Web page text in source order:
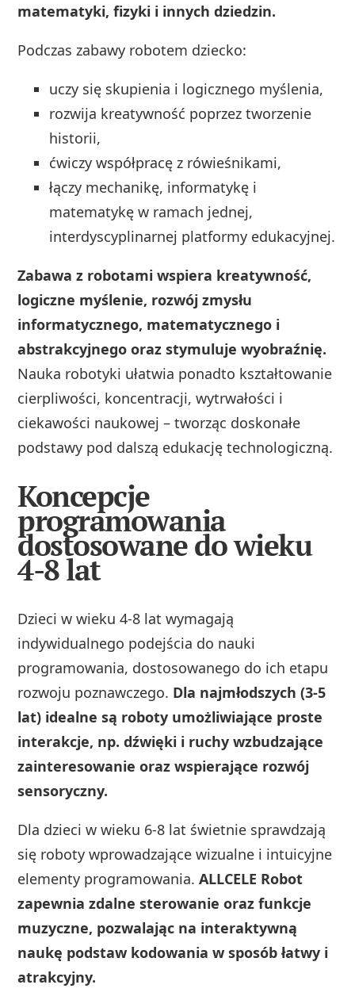
matematyki, fizyki i innych dziedzin.
Podczas zabawy robotem dziecko:
uczy się skupienia i logicznego myślenia,
rozwija kreatywność poprzez tworzenie
historii,
ćwiczy współpracę z rówieśnikami,
łączy mechanikę, informatykę i
matematykę w ramach jednej,
interdyscyplinarnej platformy edukacyjnej.
Zabawa z robotami wspiera kreatywność,
logiczne myślenie, rozwój zmysłu
informatycznego, matematycznego i
abstrakcyjnego oraz stymuluje wyobraźnię.
Nauka robotyki ułatwia ponadto kształtowanie
cierpliwości, koncentracji, wytrwałości i
ciekawości naukowej – tworząc doskonałe
podstawy pod dalszą edukację technologiczną.
Koncepcje
programowania
dostosowane do wieku
4-8 lat
Dzieci w wieku 4-8 lat wymagają
indywidualnego podejścia do nauki
programowania, dostosowanego do ich etapu
rozwoju poznawczego. Dla najmłodszych (3-5
lat) idealne są roboty umożliwiające proste
interakcje, np. dźwięki i ruchy wzbudzające
zainteresowanie oraz wspierające rozwój
sensoryczny.
Dla dzieci w wieku 6-8 lat świetnie sprawdzają
się roboty wprowadzające wizualne i intuicyjne
elementy programowania.ALLCELE Robot
zapewnia zdalne sterowanie oraz funkcje
muzyczne, pozwalając na interaktywną
naukę podstaw kodowania w sposób łatwy i
atrakcyjny.